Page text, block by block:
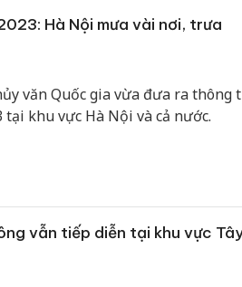
Hà Nội mưa vài nơi, trưa
văn Quốc gia vừa đưa ra thông
khu vực Hà Nội và cả nước.
vẫn tiếp diễn tại khu vực